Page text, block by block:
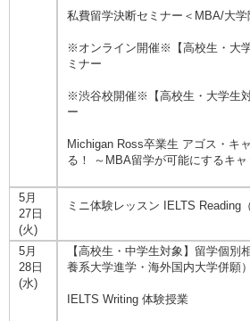
私費留学決断セミナー＜MBA/大学
※オンライン開催※【高校生・大
ミナー
※渋谷校開催※【高校生・大学生
ー
Michigan Ross卒業生 アゴス・キ
る！ ～MBA留学が可能にするキャ
5月
27日
(火)
ミニ体験レッスン IELTS Reading
5月
28日
(水)
【高校生・中学生対象】留学個別
養系大学進学・海外国内大学併願）
IELTS Writing 体験授業